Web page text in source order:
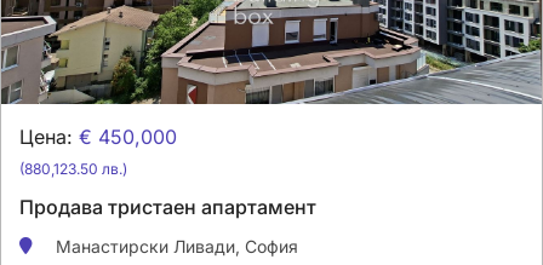
Цена: € 450,000
(880,123.50 лв.)
Продава тристаен апартамент
Манастирски Ливади, София